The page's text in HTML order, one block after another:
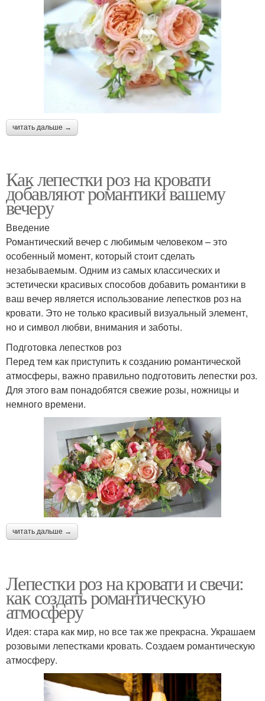
читать дальше →
Как лепестки роз на кровати
добавляют романтики вашему
вечеру
Введение
Романтический вечер с любимым человеком – это
особенный момент, который стоит сделать
незабываемым. Одним из самых классических и
эстетически красивых способов добавить романтики в
ваш вечер является использование лепестков роз на
кровати. Это не только красивый визуальный элемент,
но и символ любви, внимания и заботы.
Подготовка лепестков роз
Перед тем как приступить к созданию романтической
атмосферы, важно правильно подготовить лепестки роз.
Для этого вам понадобятся свежие розы, ножницы и
немного времени.
читать дальше →
Лепестки роз на кровати и свечи:
как создать романтическую
атмосферу
Идея: стара как мир, но все так же прекрасна. Украшаем
розовыми лепестками кровать. Создаем романтическую
атмосферу.